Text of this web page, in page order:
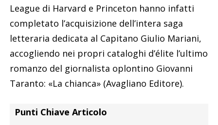
League di Harvard e Princeton hanno infatti
completato l’acquisizione dell’intera saga
letteraria dedicata al Capitano Giulio Mariani,
accogliendo nei propri cataloghi d’élite l’ultimo
romanzo del giornalista oplontino Giovanni
Taranto: «La chianca» (Avagliano Editore).
Punti Chiave Articolo